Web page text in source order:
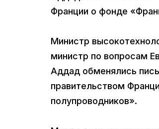
Франции о фонде
Министр
министр по вопросам
Аддад обменялись
правительством
полупроводников».